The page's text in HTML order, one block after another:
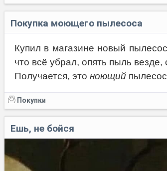
Покупка моющего пылесоса
Купил в магазине новый
что всё убрал, опять пыль
Получается, это ноющий
Покупки
Ешь, не бойся